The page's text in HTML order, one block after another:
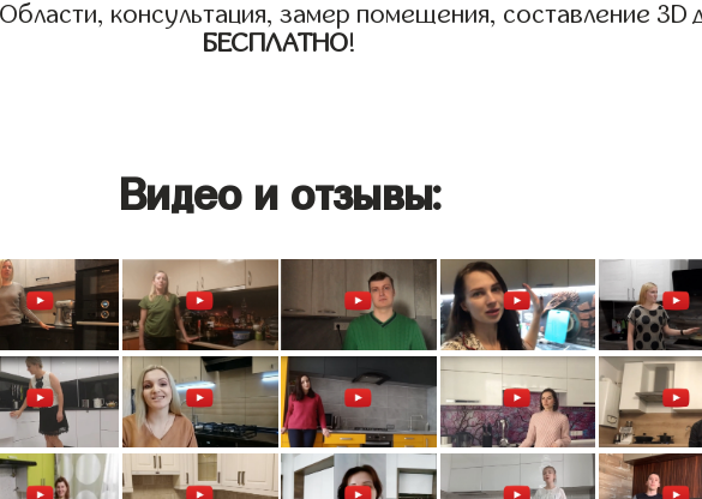
консультация, замер помещения, составление 3D
БЕСПЛАТНО!
Видео и отзывы: